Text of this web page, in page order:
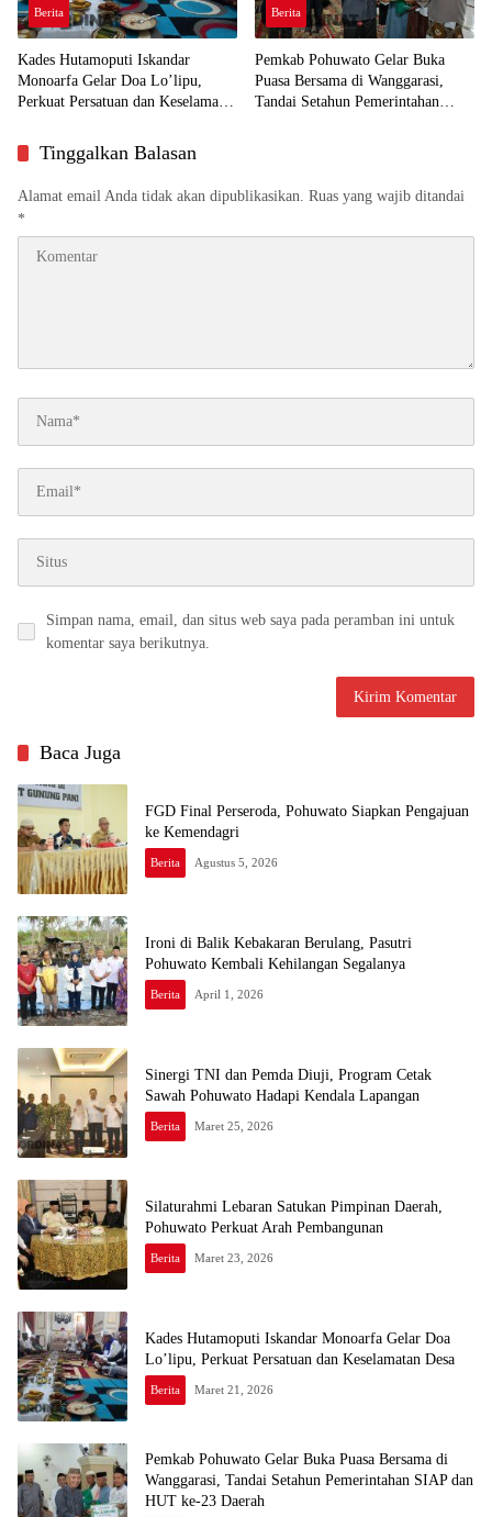
Berita
Kades Hutamoputi Iskandar
Monoarfa Gelar Doa Lo’lipu,
Perkuat Persatuan dan Keselamatan
Berita
Pemkab Pohuwato Gelar Buka
Puasa Bersama di Wanggarasi,
Tandai Setahun Pemerintahan
Tinggalkan Balasan
Alamat email Anda tidak akan dipublikasikan. Ruas yang wajib ditandai
*
Simpan nama, email, dan situs web saya pada peramban ini untuk
komentar saya berikutnya.
Baca Juga
FGD Final Perseroda, Pohuwato Siapkan Pengajuan
ke Kemendagri
Berita Agustus 5, 2026
Ironi di Balik Kebakaran Berulang, Pasutri
Pohuwato Kembali Kehilangan Segalanya
Berita April 1, 2026
Sinergi TNI dan Pemda Diuji, Program Cetak
Sawah Pohuwato Hadapi Kendala Lapangan
Berita Maret 25, 2026
Silaturahmi Lebaran Satukan Pimpinan Daerah,
Pohuwato Perkuat Arah Pembangunan
Berita Maret 23, 2026
Kades Hutamoputi Iskandar Monoarfa Gelar Doa
Lo’lipu, Perkuat Persatuan dan Keselamatan Desa
Berita Maret 21, 2026
Pemkab Pohuwato Gelar Buka Puasa Bersama di
Wanggarasi, Tandai Setahun Pemerintahan SIAP dan
HUT ke-23 Daerah